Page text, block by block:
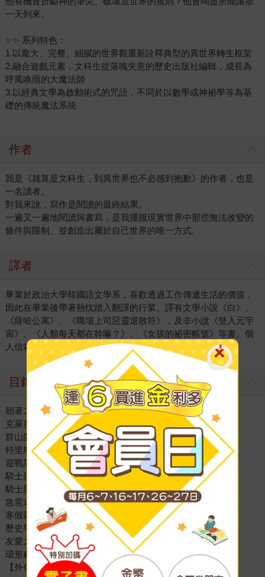
一天到來。
✨✨ 系列特色：
1.以龐大、完整、細膩的世界觀重新詮釋典型的異世界轉生框架
2.融合遊戲元素，文科生從落魄失意的歷史出版社編輯，成長為
呼風喚雨的大魔法師
3.以經典文學為啟動術式的咒語，不同於以數學或神祕學等為基
礎的傳統魔法系統
作者
我是《就算是文科生，到異世界也不必感到抱歉》的作者，也是
一名讀者。
對我來說，寫作是閱讀的最終結果。
一遍又一遍地閱讀與書寫，是我擺脫現實世界中那些無法改變的
條件與限制、並創造出屬於自己世界的唯一方式。
譯者
畢業於政治大學韓國語文學系，喜歡透過工作傳遞生活的價值，
因此在畢業後帶著熱忱踏入翻譯的行業。譯有文學小說《白》、
《薩哈公寓》、《職場上司惡靈退散符》，及非小說《登入元宇
宙》、《人類每天都在幹嘛？》、《女孩的祕密帳號》等書。個
人信箱：alove10th@gmail.com
目錄
朝著二刷前進！（2）
克萊奧．阿塞爾？
群山的北方
特里斯泰因騎士團
迎戰黑暗
騎士與貴人（1）
騎士與貴人（2）
急需適用勞動基準法
寒假最後的樂子
歷史學概論
友愛之地
環形劇場
【外傳1】既是光也是黃金的賢士